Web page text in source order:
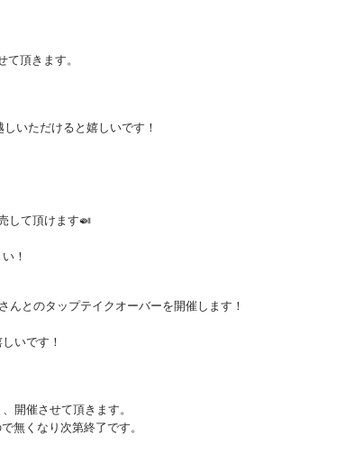
頂きます。
いただけると嬉しいです！
して頂けます🍛
！
とのタップテイクオーバーを開催します！
いです！
催させて頂きます。
くなり次第終了です。